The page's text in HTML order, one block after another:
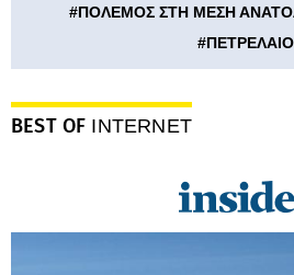
#ΠΟΛΕΜΟΣ ΣΤΗ ΜΕΣΗ
#ΠΕΤΡΕΛΑΙΟ
BEST OF INTERNET